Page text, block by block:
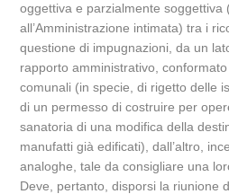
oggettiva e parzialmente soggettiva
all’Amministrazione intimata) tra i
questione di impugnazioni, da un
rapporto amministrativo,
comunali (in specie, di rigetto delle
di un permesso di costruire per
sanatoria di una modifica della
manufatti già edificati), dall’altro,
analoghe, tale da consigliare una
Deve, pertanto, disporsi la riunione